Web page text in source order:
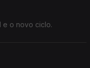
e o novo ciclo.